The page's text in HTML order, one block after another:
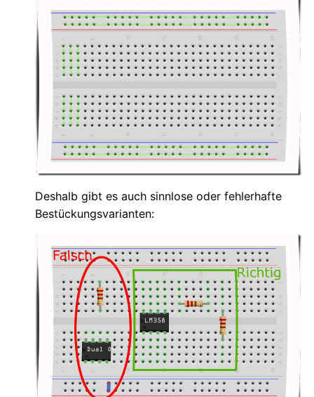
Deshalb gibt es auch sinnlose oder fehlerhafte
Bestückungsvarianten: